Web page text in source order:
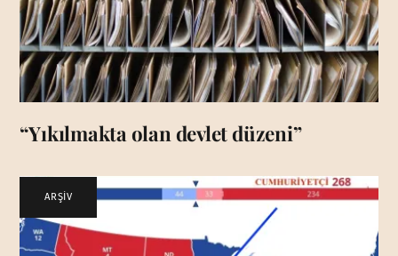
“Yıkılmakta olan devlet düzeni”
ARŞİV